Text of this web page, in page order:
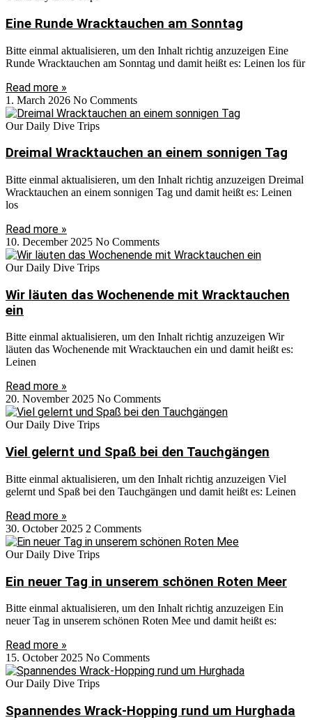
Eine Runde Wracktauchen am Sonntag
Bitte einmal aktualisieren, um den Inhalt richtig anzuzeigen Eine
Runde Wracktauchen am Sonntag und damit heißt es: Leinen los für
Read more »
1. March 2026 No Comments
Our Daily Dive Trips
Dreimal Wracktauchen an einem sonnigen Tag
Bitte einmal aktualisieren, um den Inhalt richtig anzuzeigen Dreimal
Wracktauchen an einem sonnigen Tag und damit heißt es: Leinen
los
Read more »
10. December 2025 No Comments
Our Daily Dive Trips
Wir läuten das Wochenende mit Wracktauchen
ein
Bitte einmal aktualisieren, um den Inhalt richtig anzuzeigen Wir
läuten das Wochenende mit Wracktauchen ein und damit heißt es:
Leinen
Read more »
20. November 2025 No Comments
Our Daily Dive Trips
Viel gelernt und Spaß bei den Tauchgängen
Bitte einmal aktualisieren, um den Inhalt richtig anzuzeigen Viel
gelernt und Spaß bei den Tauchgängen und damit heißt es: Leinen
Read more »
30. October 2025 2 Comments
Our Daily Dive Trips
Ein neuer Tag in unserem schönen Roten Meer
Bitte einmal aktualisieren, um den Inhalt richtig anzuzeigen Ein
neuer Tag in unserem schönen Roten Mee und damit heißt es:
Read more »
15. October 2025 No Comments
Our Daily Dive Trips
Spannendes Wrack-Hopping rund um Hurghada